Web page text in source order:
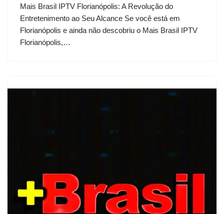
Mais Brasil IPTV Florianópolis: A Revolução do
Entretenimento ao Seu Alcance Se você está em
Florianópolis e ainda não descobriu o Mais Brasil IPTV
Florianópolis,…